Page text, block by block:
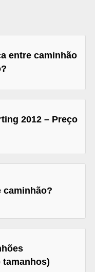
entre caminhão
2012 – Preço
caminhão?
tamanhos)